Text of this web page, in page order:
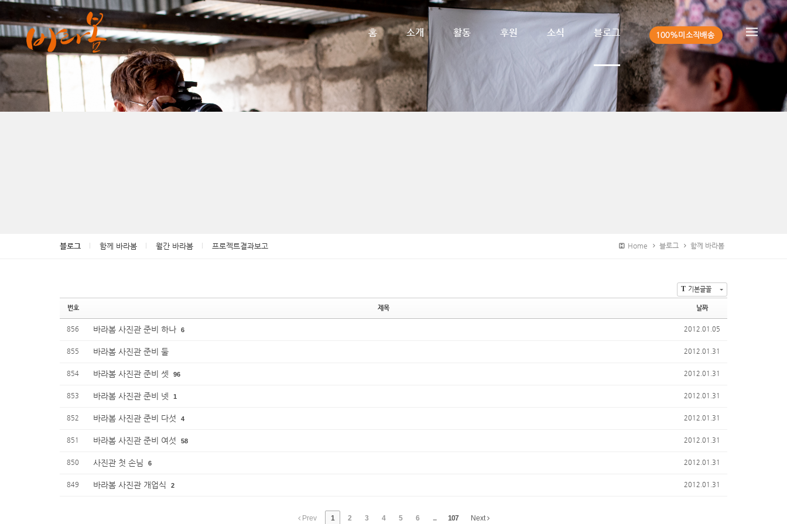
홈 소개 활동 후원 소식 블로그
블로그 함께 바라봄 월간 바라봄 프로젝트결과보고 Home 블로그 함께 바라봄
T 기본글꼴
번호 제목 날짜
856 바라봄 사진관 준비 하나 6 2012.01.05
855 바라봄 사진관 준비 둘 2012.01.31
854 바라봄 사진관 준비 셋 96 2012.01.31
853 바라봄 사진관 준비 넷 1 2012.01.31
852 바라봄 사진관 준비 다섯 4 2012.01.31
851 바라봄 사진관 준비 여섯 58 2012.01.31
850 사진관 첫 손님 6 2012.01.31
849 바라봄 사진관 개업식 2 2012.01.31
Prev 1 2 3 4 5 6 ... 107 Next